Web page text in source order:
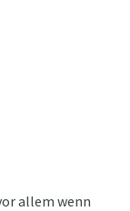
allem wenn